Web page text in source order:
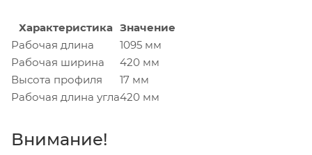
Характеристика Значение
Рабочая длина
1095 мм
Рабочая ширина
420 мм
Высота профиля
17 мм
Рабочая длина угла420 мм
Внимание!